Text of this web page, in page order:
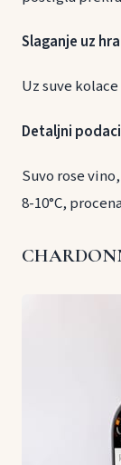
Slaganje
Uz suve
Detaljni podaci
Suvo rose
8-10°C,